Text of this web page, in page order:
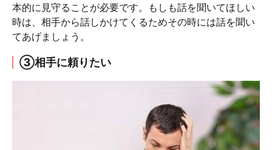
本的に見守ることが必要です。もしも話を聞いてほしい
時は、相手から話しかけてくるためその時には話を聞い
てあげましょう。
③相手に頼りたい